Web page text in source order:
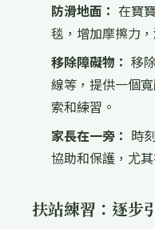
防滑地面： 在寶
毯，增加摩擦力
移除障礙物： 移
線等，提供一個
索和練習。
家長在一旁： 時
協助和保護，尤
扶站練習：逐步